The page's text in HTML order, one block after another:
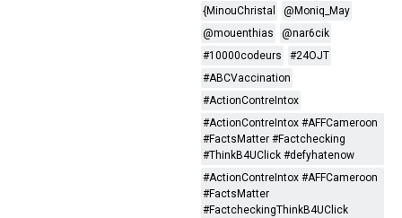
{MinouChristal
@Moniq_May
@mouenthias
@nar6cik
#10000codeurs
#24OJT
#ABCVaccination
#ActionContreIntox
#ActionContreIntox #AFFCameroon
#FactsMatter #Factchecking
#ThinkB4UClick #defyhatenow
#ActionContreIntox #AFFCameroon
#FactsMatter
#FactcheckingThinkB4UClick